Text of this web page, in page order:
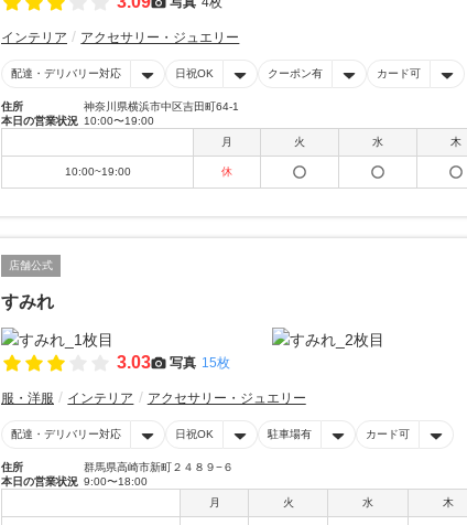
インテリア アクセサリー・ジュエリー
配達・デリバリー対応 日祝OK クーポン有 カード可
住所
神奈川県横浜市中区吉田町64-1
本日の営業状況 10:00〜19:00
月
火 水 木
10:00~19:00 休
店舗公式
すみれ
3.03 写真 15枚
服・洋服 インテリア アクセサリー・ジュエリー
配達・デリバリー対応 日祝OK 駐車場有 カード可
住所
群馬県高崎市新町２４８９−６
本日の営業状況 9:00〜18:00
月
火 水 木